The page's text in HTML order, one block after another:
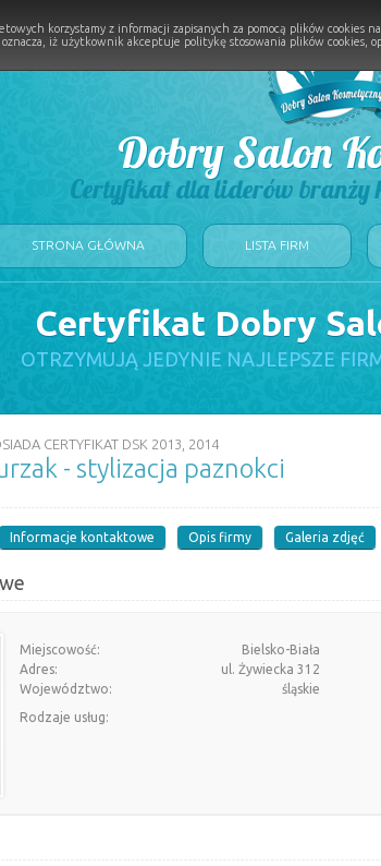
Dobry Salon
Certyfikat dla liderów branży
STRONA GŁÓWNA LISTA FIRM
Certyfikat Dobry
OTRZYMUJĄ JEDYNIE NAJLEPSZE
CERTYFIKAT DSK 2013, 2014
- stylizacja paznokci
Informacje kontaktowe Opis firmy Galeria zdjęć
Miejscowość:
Bielsko-Biała
Adres:
ul. Żywiecka 312
Województwo:
śląskie
Rodzaje usług:
korzystamy z informacji zapisanych za pomocą plików cookies
iż użytkownik akceptuje politykę stosowania plików cookies,